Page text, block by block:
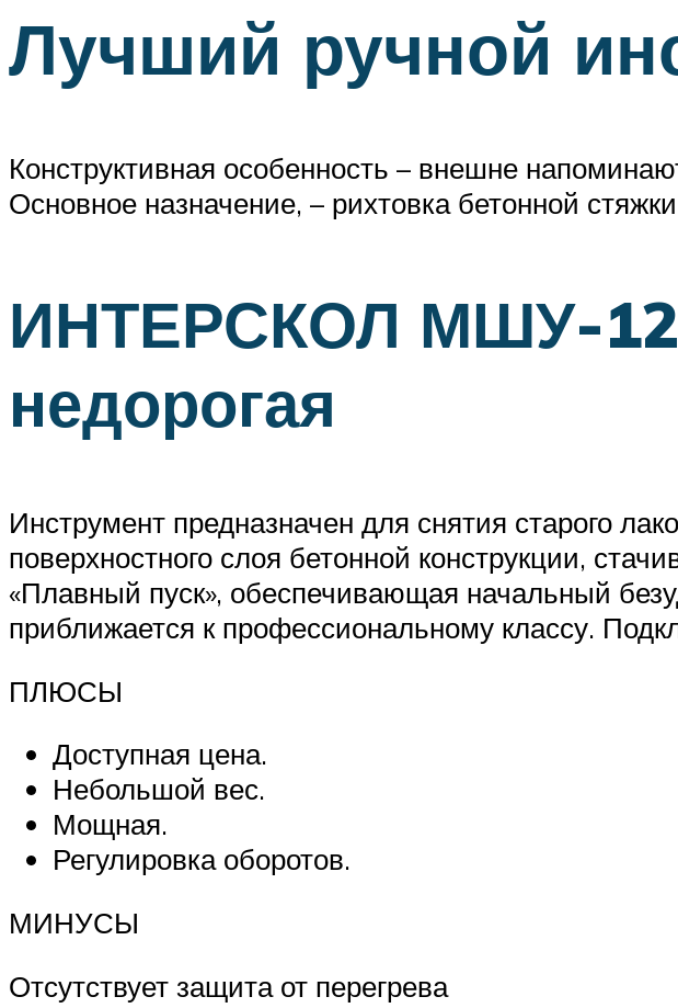
Лучший ручной
Конструктивная особенность – внешне
Основное назначение, – рихтовка бетонной
ИНТЕРСКОЛ МШУ-
недорогая
Инструмент предназначен для снятия старого
поверхностного слоя бетонной конструкции,
«Плавный пуск», обеспечивающая начальный
приближается к профессиональному классу.
ПЛЮСЫ
Доступная цена.
Небольшой вес.
Мощная.
Регулировка оборотов.
МИНУСЫ
Отсутствует защита от перегрева